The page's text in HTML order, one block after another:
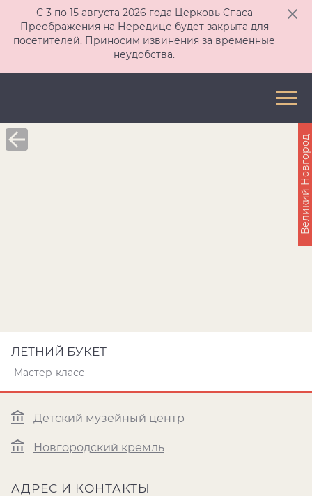
С 3 по 15 августа 2026 года Церковь Спаса
Преображения на Нередице будет закрыта для
посетителей. Приносим извинения за временные
неудобства.
ЛЕТНИЙ БУКЕТ
Мастер-класс
Детский музейный центр
Новгородский кремль
АДРЕС И КОНТАКТЫ
Великий Новгород